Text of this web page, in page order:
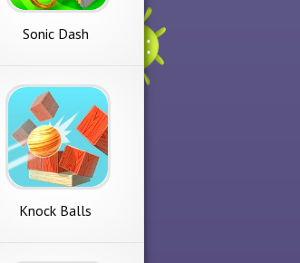
Sonic Dash
Knock Balls